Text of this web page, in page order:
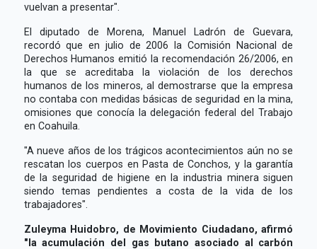
vuelvan a presentar".
El diputado de Morena, Manuel Ladrón de Guevara,
recordó que en julio de 2006 la Comisión Nacional de
Derechos Humanos emitió la recomendación 26/2006, en
la que se acreditaba la violación de los derechos
humanos de los mineros, al demostrarse que la empresa
no contaba con medidas básicas de seguridad en la mina,
omisiones que conocía la delegación federal del Trabajo
en Coahuila.
"A nueve años de los trágicos acontecimientos aún no se
rescatan los cuerpos en Pasta de Conchos, y la garantía
de la seguridad de higiene en la industria minera siguen
siendo temas pendientes a costa de la vida de los
trabajadores".
Zuleyma Huidobro, de Movimiento Ciudadano, afirmó
"la acumulación del gas butano asociado al carbón